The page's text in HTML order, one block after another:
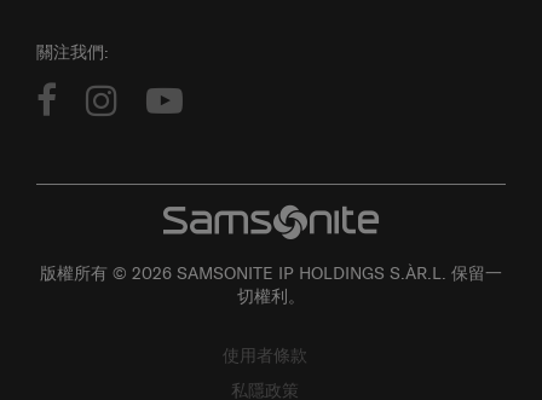
關注我們:
版權所有 © 2026 SAMSONITE IP HOLDINGS S.ÀR.L. 保留一
切權利。
使用者條款
私隱政策